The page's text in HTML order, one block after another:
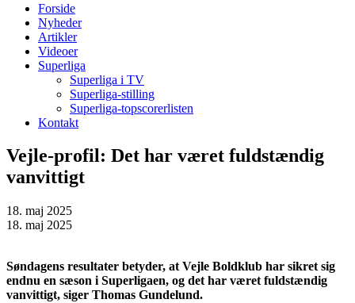
Forside
Nyheder
Artikler
Videoer
Superliga
Superliga i TV
Superliga-stilling
Superliga-topscorerlisten
Kontakt
Vejle-profil: Det har været fuldstændig
vanvittigt
18. maj 2025
18. maj 2025
Søndagens resultater betyder, at Vejle Boldklub har sikret sig
endnu en sæson i Superligaen, og det har været fuldstændig
vanvittigt, siger Thomas Gundelund.